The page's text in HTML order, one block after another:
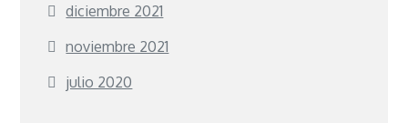
diciembre 2021
noviembre 2021
julio 2020